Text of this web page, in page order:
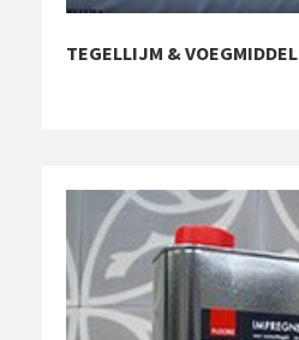
TEGELLIJM & VOEGMIDDEL